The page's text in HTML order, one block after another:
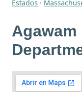
Estados ·
Agawam